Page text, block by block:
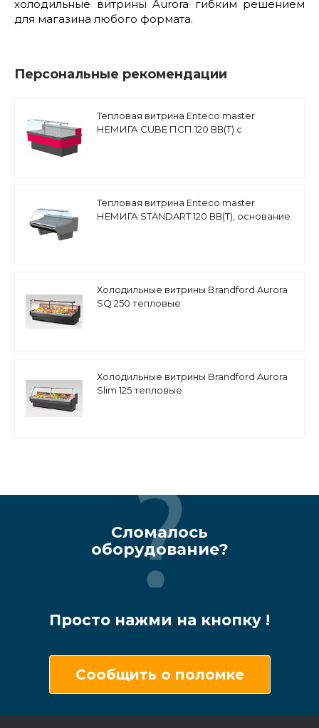
холодильные витрины Aurora гибким решением
для магазина любого формата.
Персональные рекомендации
Тепловая витрина Enteco master
НЕМИГА CUBE ПСП 120 ВВ(Т) с
Тепловая витрина Enteco master
НЕМИГА STANDART 120 ВВ(Т), основание
Холодильные витрины Brandford Aurora
SQ 250 тепловые
Холодильные витрины Brandford Aurora
Slim 125 тепловые
Сломалось
оборудование?
Просто нажми на кнопку !
Сообщить о поломке